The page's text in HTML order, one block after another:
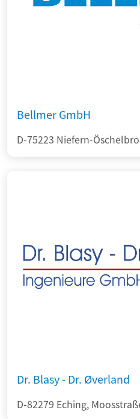
Bellmer GmbH
D-75223 Niefern-
Dr. Blasy - Dr. Øverland
D-82279 Eching,